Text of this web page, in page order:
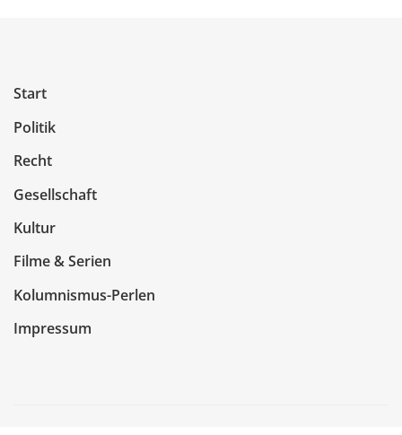
Start
Politik
Recht
Gesellschaft
Kultur
Filme & Serien
Kolumnismus-Perlen
Impressum